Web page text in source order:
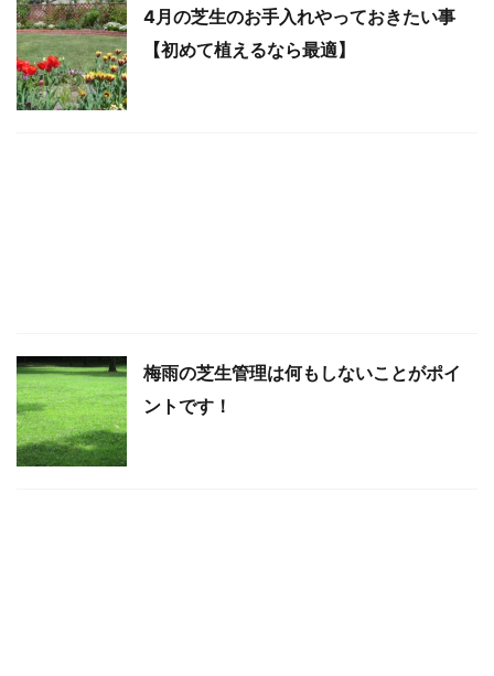
4月の芝生のお手入れやっておきたい事
【初めて植えるなら最適】
梅雨の芝生管理は何もしないことがポイ
ントです！